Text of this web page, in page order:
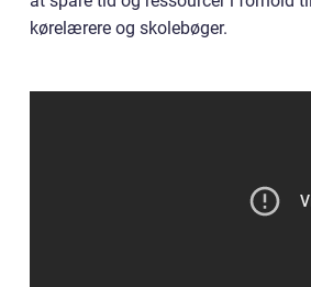
kørelærere og skolebøger.